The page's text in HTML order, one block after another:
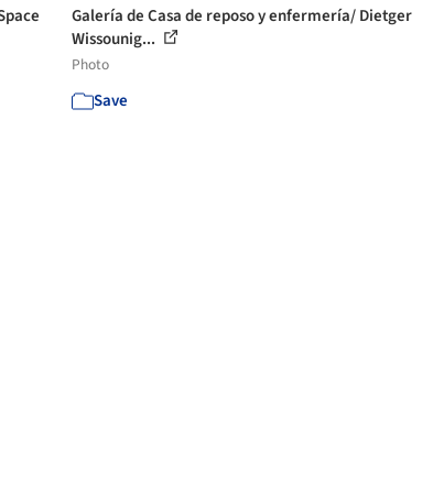
Galería de Casa de reposo y enfermería/ Dietger
Wissounig...
Photo
Save